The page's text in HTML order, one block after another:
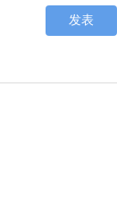
发表